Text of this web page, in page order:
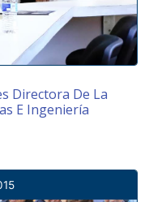
Directora De La
E Ingeniería